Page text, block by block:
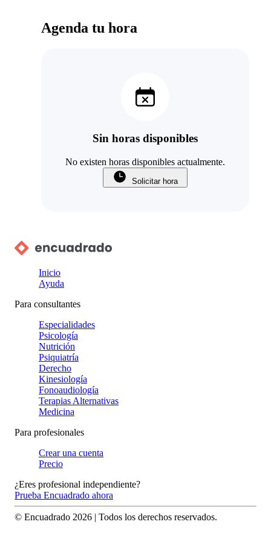
Agenda tu hora
Sin horas disponibles
No existen horas disponibles actualmente.
Solicitar hora
Inicio
Ayuda
Para consultantes
Especialidades
Psicología
Nutrición
Psiquiatría
Derecho
Kinesiología
Fonoaudiología
Terapias Alternativas
Medicina
Para profesionales
Crear una cuenta
Precio
¿Eres profesional independiente?
Prueba Encuadrado ahora
© Encuadrado 2026 | Todos los derechos reservados.